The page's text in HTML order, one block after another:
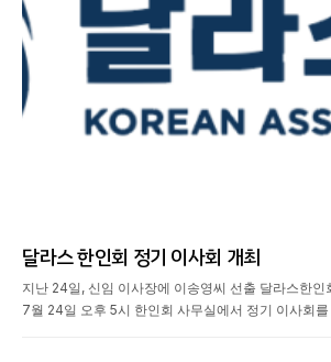
달라스 한인회 정기 이사회 개최
지난 24일, 신임 이사장에 이송영씨 선출 달라스한
7월 24일 오후 5시 한인회 사무실에서 정기 이사회